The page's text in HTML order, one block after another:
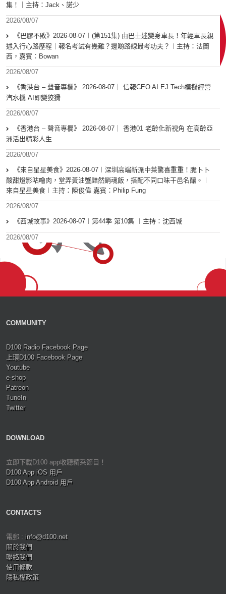
集！｜主持：Jack、諾少
2026/08/07
《巴膠不敗》2026-08-07︱(第151集) 由巴士迷變身車長！年輕車長親
述入行心路歷程｜報名考試有幾難？邊啲路線最考功夫？︱主持：法蘭
西，嘉賓︰Bowan
2026/08/07
《香港台 – 聲音專欄》 2026-08-07｜ 信報CEO AI EJ Tech模擬經營
汽水機 AI即變狡猾
2026/08/07
《香港台 – 聲音專欄》 2026-08-07｜ 香港01 老齡化新視角 在高齡亞
洲活出精彩人生
2026/08/07
《來自星星美食》2026-08-07︱深圳高端新派中菜驚喜重重！脆卜卜
酸甜燈影咕嚕肉，堂弄黃油蟹黯然銷魂飯，搭配不同口味干邑名釀。︱
來自星星美食︱主持：陳俊偉 嘉賓：Philip Fung
2026/08/07
《西城故事》2026-08-07︱第44季 第10集 ︱主持：沈西城
2026/08/07
COMMUNITY
D100 Radio Facebook Page
上環D100 Facebook Page
Youtube
e-shop
Patreon
TuneIn
Twitter
DOWNLOAD
立即下載D100 app收聽精采節目！
D100 App iOS 用戶
D100 App Android 用戶
CONTACTS
電郵 : info@d100.net
關於我們
聯絡我們
使用條款
隱私權政策